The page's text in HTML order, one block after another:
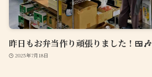
昨日もお弁当作り頑張りました！🍱🎶
2025年7月18日